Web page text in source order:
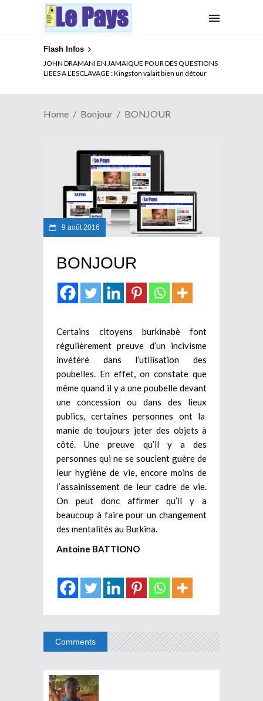
Flash Infos
JOHN DRAMANI EN JAMAIQUE POUR DES QUESTIONS
LIEES A L’ESCLAVAGE : Kingston valait bien un détour
Home Bonjour BONJOUR
9 août 2016
BONJOUR
Certains citoyens burkinabè font
régulièrement preuve d’un incivisme
invétéré dans l’utilisation des
poubelles. En effet, on constate que
même quand il y a une poubelle devant
une concession ou dans des lieux
publics, certaines personnes ont la
manie de toujours jeter des objets à
côté. Une preuve qu’il y a des
personnes qui ne se soucient guère de
leur hygiène de vie, encore moins de
l’assainissement de leur cadre de vie.
On peut donc affirmer qu’il y a
beaucoup à faire pour un changement
des mentalités au Burkina.
Antoine BATTIONO
Comments